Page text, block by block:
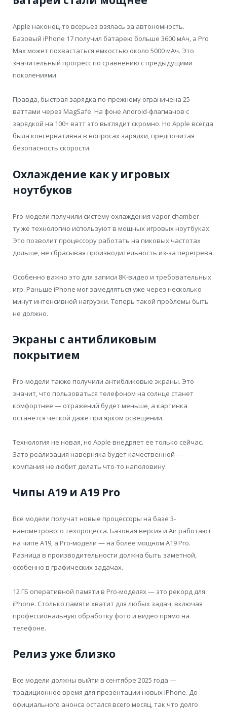
Apple наконец-то всерьез взялась за автономность.
Базовый iPhone 17 получил батарею больше 3600 мАч, а Pro
Max может похвастаться емкостью около 5000 мАч. Это
значительный прогресс по сравнению с предыдущими
поколениями.
Правда, быстрая зарядка по-прежнему ограничена 25
ваттами через MagSafe. На фоне Android-флагманов с
зарядкой на 100+ ватт это выглядит скромно. Но Apple всегда
была консервативна в вопросах зарядки, предпочитая
безопасность скорости.
Охлаждение как у игровых
ноутбуков
Pro-модели получили систему охлаждения vapor chamber —
ту же технологию используют в мощных игровых ноутбуках.
Это позволит процессору работать на пиковых частотах
дольше, не сбрасывая производительность из-за перегрева.
Особенно важно это для записи 8K-видео и требовательных
игр. Раньше iPhone мог замедляться уже через несколько
минут интенсивной нагрузки. Теперь такой проблемы быть
не должно.
Экраны с антибликовым
покрытием
Pro-модели также получили антибликовые экраны. Это
значит, что пользоваться телефоном на солнце станет
комфортнее — отражений будет меньше, а картинка
останется четкой даже при ярком освещении.
Технология не новая, но Apple внедряет ее только сейчас.
Зато реализация наверняка будет качественной —
компания не любит делать что-то наполовину.
Чипы A19 и A19 Pro
Все модели получат новые процессоры на базе 3-
нанометрового техпроцесса. Базовая версия и Air работают
на чипе A19, а Pro-модели — на более мощном A19 Pro.
Разница в производительности должна быть заметной,
особенно в графических задачах.
12 ГБ оперативной памяти в Pro-моделях — это рекорд для
iPhone. Столько памяти хватит для любых задач, включая
профессиональную обработку фото и видео прямо на
телефоне.
Релиз уже близко
Все модели должны выйти в сентябре 2025 года —
традиционное время для презентации новых iPhone. До
официального анонса остался всего месяц, так что долго